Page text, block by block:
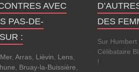
AVEC
PAS-DE-
:
, Arras Liévin Lens
Bruay-la-Buissière
DES
Sur
Célibataire
!